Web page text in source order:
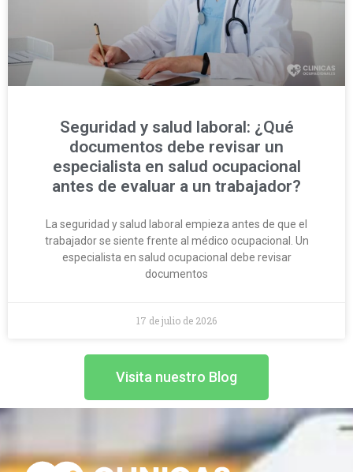
Seguridad y salud laboral: ¿Qué
documentos debe revisar un
especialista en salud ocupacional
antes de evaluar a un trabajador?
La seguridad y salud laboral empieza antes de que el
trabajador se siente frente al médico ocupacional. Un
especialista en salud ocupacional debe revisar
documentos
17 de julio de 2026
Visita nuestro Blog